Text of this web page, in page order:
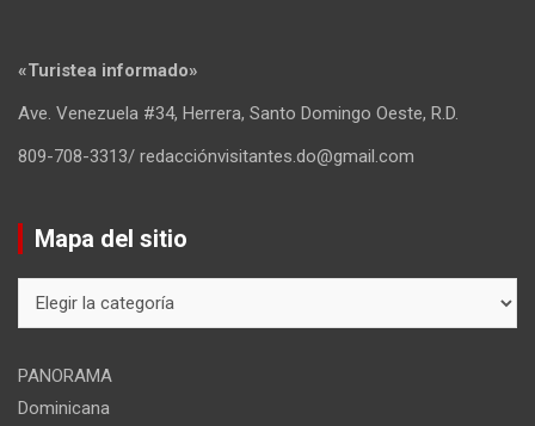
«Turistea informado»
Ave. Venezuela #34, Herrera, Santo Domingo Oeste, R.D.
809-708-3313/ redacciónvisitantes.do@gmail.com
Mapa del sitio
del
PANORAMA
Dominicana